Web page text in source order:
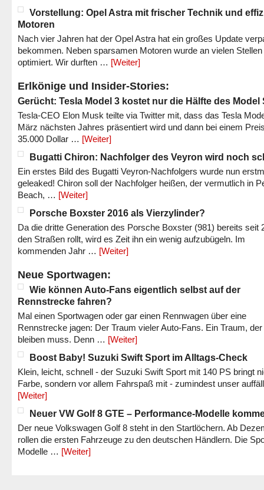
Vorstellung: Opel Astra mit frischer Technik und
Motoren
Nach vier Jahren hat der Opel Astra hat ein großes Update
bekommen. Neben sparsamen Motoren wurde an vielen Stellen
optimiert. Wir durften … [Weiter]
Erlkönige und Insider-Stories:
Gerücht: Tesla Model 3 kostet nur die Hälfte des Model
Tesla-CEO Elon Musk teilte via Twitter mit, dass das Tesla
März nächsten Jahres präsentiert wird und dann bei einem
35.000 Dollar … [Weiter]
Bugatti Chiron: Nachfolger des Veyron wird noch
Ein erstes Bild des Bugatti Veyron-Nachfolgers wurde nun
geleaked! Chiron soll der Nachfolger heißen, der vermutlich in
Beach, … [Weiter]
Porsche Boxster 2016 als Vierzylinder?
Da die dritte Generation des Porsche Boxster (981) bereits seit
den Straßen rollt, wird es Zeit ihn ein wenig aufzubügeln. Im
kommenden Jahr … [Weiter]
Neue Sportwagen:
Wie können Auto-Fans eigentlich selbst auf der
Rennstrecke fahren?
Mal einen Sportwagen oder gar einen Rennwagen über eine
Rennstrecke jagen: Der Traum vieler Auto-Fans. Ein Traum,
bleiben muss. Denn … [Weiter]
Boost Baby! Suzuki Swift Sport im Alltags-Check
Klein, leicht, schnell - der Suzuki Swift Sport mit 140 PS bringt
Farbe, sondern vor allem Fahrspaß mit - zumindest unser
[Weiter]
Neuer VW Golf 8 GTE – Performance-Modelle
Der neue Volkswagen Golf 8 steht in den Startlöchern. Ab
rollen die ersten Fahrzeuge zu den deutschen Händlern. Die
Modelle … [Weiter]